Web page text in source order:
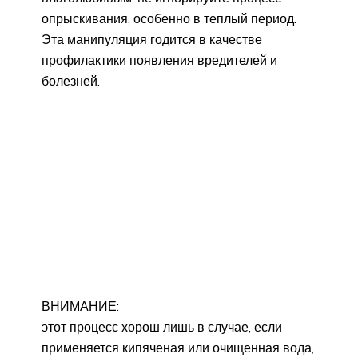
опрыскивания, особенно в теплый период.
Эта манипуляция годится в качестве
профилактики появления вредителей и
болезней.
ВНИМАНИЕ:
этот процесс хорош лишь в случае, если
применяется кипяченая или очищенная вода,